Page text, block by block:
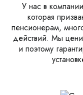
У нас в
которая
пенсионерам,
действий. Мы
и поэтому